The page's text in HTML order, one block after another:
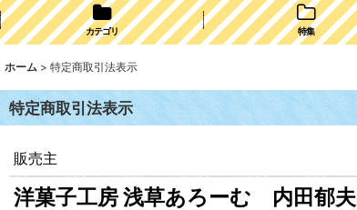
カテゴリ 特集
ホーム > 特定商取引法表示
特定商取引法表示
販売主
洋菓子工房 浅草あろーむ 内田郁夫